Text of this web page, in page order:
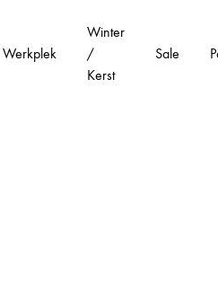
Werkplek
Winter
/
Kerst
Sale